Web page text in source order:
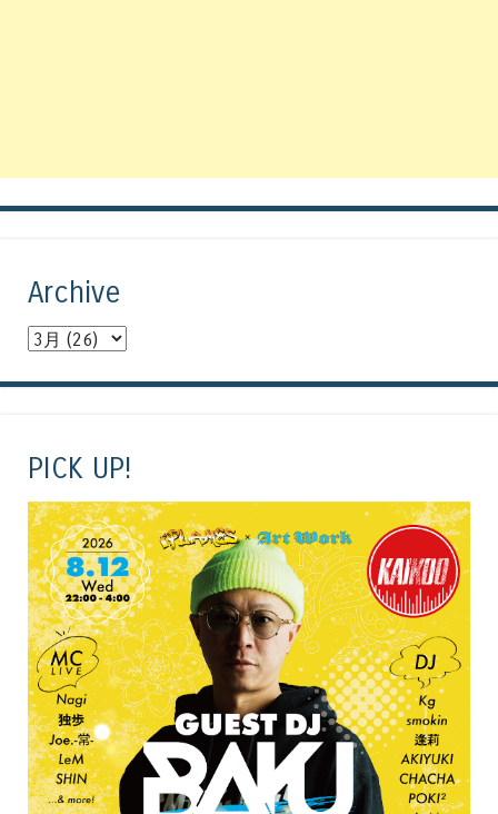
Archive
PICK UP!